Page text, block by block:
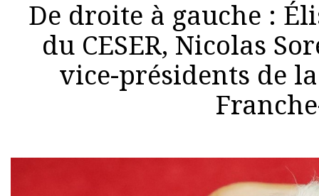
De droite à gauche :
du CESER, Nicolas
vice-présidents de